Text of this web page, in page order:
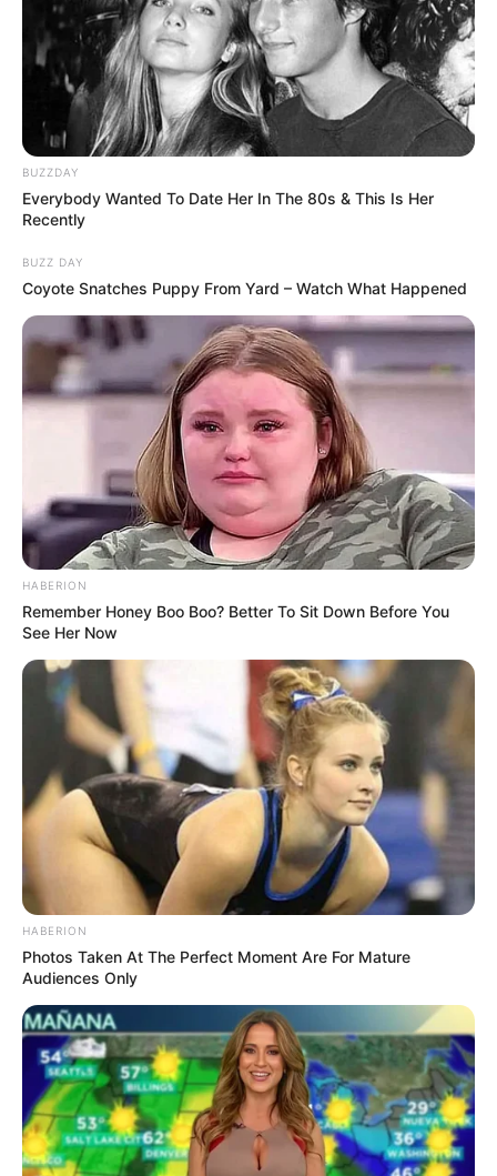
BUZZDAY
Everybody Wanted To Date Her In The 80s & This Is Her
Recently
BUZZ DAY
Coyote Snatches Puppy From Yard – Watch What Happened
HABERION
Remember Honey Boo Boo? Better To Sit Down Before You
See Her Now
HABERION
Photos Taken At The Perfect Moment Are For Mature
Audiences Only